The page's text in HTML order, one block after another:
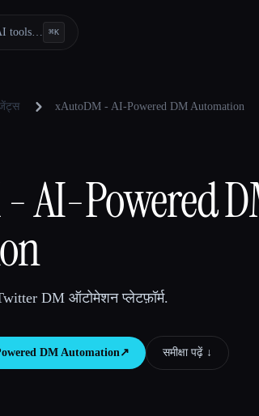
tools… ⌘K
xAutoDM - AI-Powered DM Automation
AI-Powered
DM ऑटोमेशन प्लेटफ़ॉर्म.
DM Automation↗︎ समीक्षा पढ़ें ↓︎